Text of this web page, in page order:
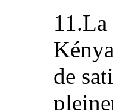
11.La
de